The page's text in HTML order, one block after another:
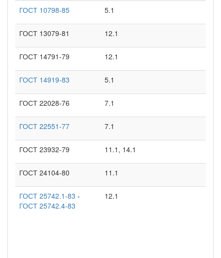
ГОСТ 10798-85 5.1
ГОСТ 13079-81 12.1
ГОСТ 14791-79 12.1
ГОСТ 14919-83 5.1
ГОСТ 22028-76 7.1
ГОСТ 22551-77 7.1
ГОСТ 23932-79 11.1, 14.1
ГОСТ 24104-80 11.1
ГОСТ 25742.1-83 -
ГОСТ 25742.4-83
12.1